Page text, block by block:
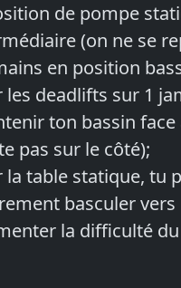
de pompe
(on ne se
en position
les deadlifts sur 1
ton bassin face
pas sur le côté);
la table statique, tu
basculer vers
la difficulté